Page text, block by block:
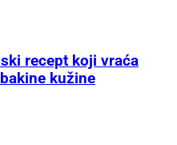
recept koji vraća
kužine